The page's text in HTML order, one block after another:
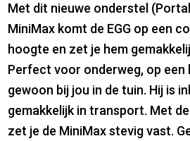
Met dit nieuwe onderstel
MiniMax komt de EGG op een
hoogte en zet je hem
Perfect voor onderweg, op een
gewoon bij jou in de tuin. Hij is
gemakkelijk in transport. Met
zet je de MiniMax stevig vast.